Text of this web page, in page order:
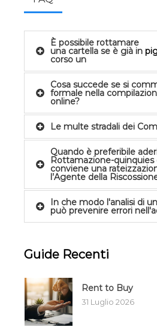
È possibile rottamare
una cartella se è già in
corso un
Cosa succede se si
formale nella
online?
Le multe stradali dei
Quando è preferibile
Rottamazione-quinquies
conviene una
l’Agente della
In che modo l'analisi di
può prevenire errori
Guide Recenti
Rent to Buy
31 Luglio 2026